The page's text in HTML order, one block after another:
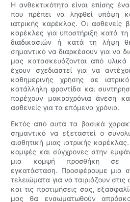
Η ανθεκτικότητα είναι επίσης
που πρέπει να ληφθεί υπόψη
ιατρικής καρέκλας. Οι ασθενείς
καρέκλες για υποστήριξη κατά
διαδικασιών ή κατά τη λήψη
σημαντικό να διαρκέσουν για να
μας κατασκευάζονται από υλικά
έχουν σχεδιαστεί για να
καθημερινής χρήσης σε
κατάλληλη φροντίδα και
παρέχουν μακροχρόνια άνεση
ασθενείς για τα επόμενα χρόνια.
Εκτός από αυτά τα βασικά
σημαντικό να εξεταστεί ο
αισθητική μιας ιατρικής
κομψές και σύγχρονες στην
μια κομψή προσθήκη σε
εγκατάσταση. Προσφέρουμε μια
τελειώματα για να ταιριάζουν
και τις προτιμήσεις σας,
μας θα ενσωματωθούν